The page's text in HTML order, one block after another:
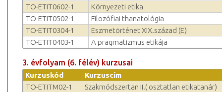
TO-ETIT0602-1
Környezeti etika
TO-ETIT0502-1
Filozófiai thanatológia
TO-ETIT0304-1
Eszmetörténet XIX.század (E)
TO-ETIT0403-1
A pragmatizmus etikája
3. évfolyam (6. félév) kurzusai
Kurzuskód
Kurzuscím
TO-ETITM02-1
Szakmódszertan II.( osztatlan etikatanár)